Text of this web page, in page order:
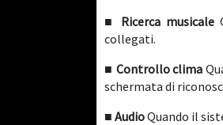
■ Ricerca musicale
collegati.
■ Controllo clima
schermata di
■ AudioQuando il